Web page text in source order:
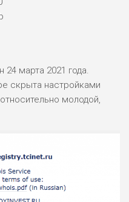
марта 2021 года.
скрыта настройками
молодой,